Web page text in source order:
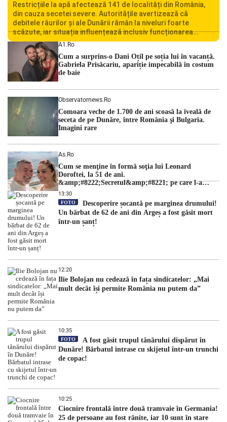
Restricțiile la apă afectează 141 de localități din România,
din cauza secetei severe. Autoritățile avertizează că
debitele râurilor și ale Dunării rămân la niveluri foarte
scăzute, iar situația influențează inclusiv funcționarea
Centralei Nucleare de la Cernavodă. România se confruntă
cu una dintre cele mai dificile perioade din punct de vedere
hidrologic din ultimii ani. Lipsa […]
A1.ro
Cum a surprins-o Dani Oțil pe soția lui în vacanță.
Gabriela Prisăcariu, apariție impecabilă în costum
de baie
Observatornews.ro
Comoara veche de 1.700 de ani scoasă la iveală de
seceta de pe Dunăre, între România şi Bulgaria.
Imagini rare
As.ro
Cum se menţine în formă soţia lui Leonard
Doroftei, la 51 de ani.
&amp;#8222;Secretul&amp;#8221; pe care l-a
dezvăluit
13:30
FOTO
Descoperire șocantă pe marginea drumului!
Un bărbat de 62 de ani din Argeș a fost găsit mort
într-un șanț!
12:20
Ilie Bolojan nu cedează în fața sindicatelor: „Mai
mult decât își permite România nu putem da”
10:35
FOTO
A fost găsit trupul tânărului dispărut în
Dunăre! Bărbatul intrase cu skijetul într-un trunchi
de copac!
10:25
Ciocnire frontală între două tramvaie în Germania!
25 de persoane au fost rănite, iar 10 sunt în stare